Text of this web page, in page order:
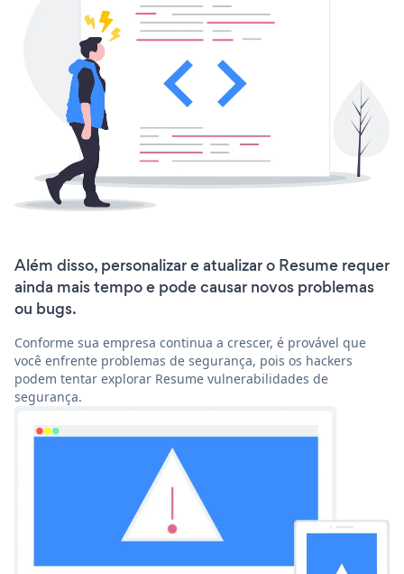
Além disso, personalizar e atualizar o Resume requer
ainda mais tempo e pode causar novos problemas
ou bugs.
Conforme sua empresa continua a crescer, é provável que
você enfrente problemas de segurança, pois os hackers
podem tentar explorar Resume vulnerabilidades de
segurança.